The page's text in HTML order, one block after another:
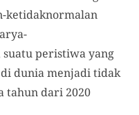
ketidaknormalan
suatu peristiwa yang
dunia menjadi tidak
tahun dari 2020